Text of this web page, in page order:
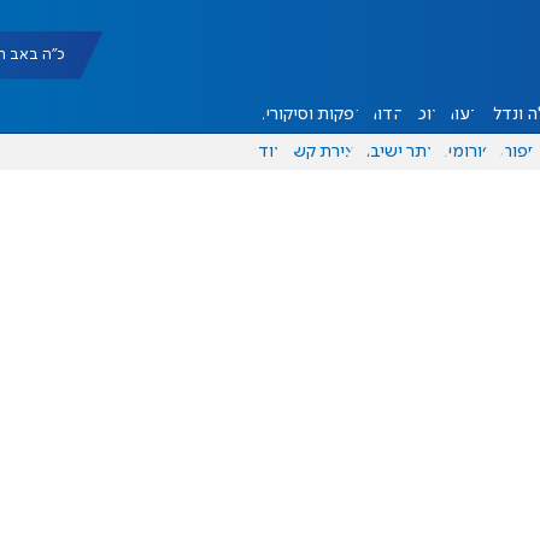
כ"ה באב תשפ"ו
ונדל"ן דעות אוכל יהדות הפקות וסיקורים
ספורט פורומים אתר ישיבה יצירת קשר עוד